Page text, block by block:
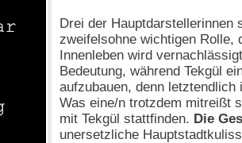
Drei der Hauptdarstellerinnen
zweifelsohne wichtigen Rolle,
Innenleben wird
Bedeutung, während Tekgül
aufzubauen, denn
Was eine/n trotzdem mitreißt
mit Tekgül stattfinden. Die
unersetzliche